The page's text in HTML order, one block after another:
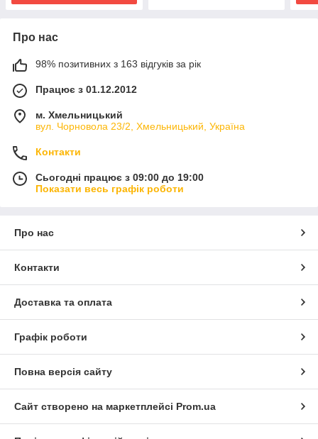
Про нас
98% позитивних з 163 відгуків за рік
Працює з 01.12.2012
м. Хмельницький
вул. Чорновола 23/2, Хмельницький, Україна
Контакти
Сьогодні працює з 09:00 до 19:00
Показати весь графік роботи
Про нас
Контакти
Доставка та оплата
Графік роботи
Повна версія сайту
Сайт створено на маркетплейсі Prom.ua